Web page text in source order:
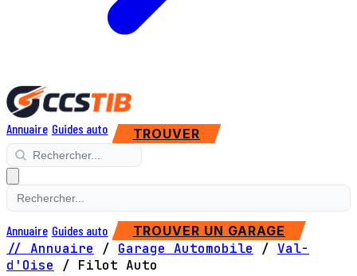
Annuaire Guides auto TROUVER
Annuaire Guides auto TROUVER UN GARAGE
// Annuaire / Garage Automobile / Val-
d'Oise
/ Filot Auto